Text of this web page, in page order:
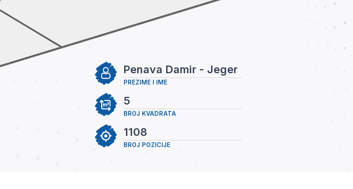
PREZIME I IME
Penava Damir - Jeger
BROJ KVADRATA
5
BROJ POZICIJE
1108